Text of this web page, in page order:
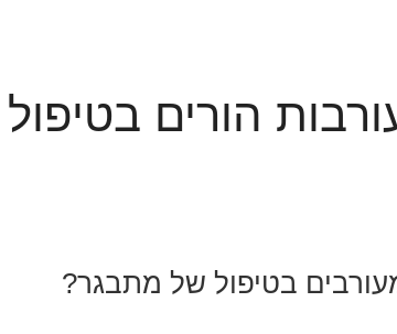
הורים בטיפול
בטיפול של מתבגר?